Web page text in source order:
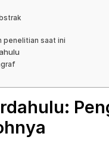
penelitian saat ini